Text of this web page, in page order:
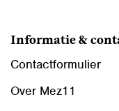
Informatie &
Contactformulier
Over Mez11